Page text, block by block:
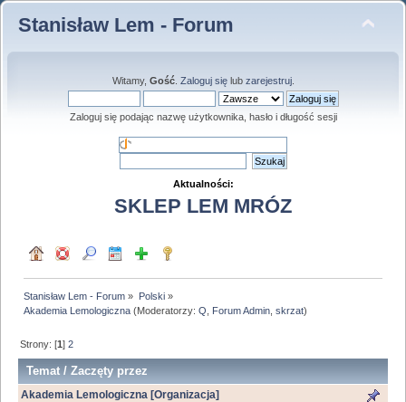
Stanisław Lem - Forum
Witamy, Gość. Zaloguj sięlub zarejestruj.
Zaloguj się podając nazwę użytkownika, hasło i długość sesji
Aktualności:
SKLEP LEM MRÓZ
Stanisław Lem - Forum » Polski»
Akademia Lemologiczna (Moderatorzy:Q Forum Admin ,skrzat)
Strony: [1]2
Temat /Zaczęty przez
Akademia Lemologiczna [Organizacja]